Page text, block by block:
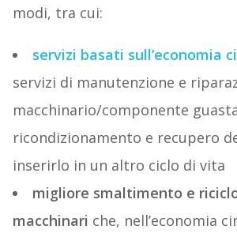
modi, tra cui:
servizi basati sull’economia
servizi di manutenzione e
macchinario/componente
ricondizionamento e recupero
inserirlo in un altro ciclo di vita
migliore smaltimento e
macchinari che, nell’economia